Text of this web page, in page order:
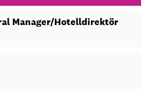
Manager/Hotelldirektör